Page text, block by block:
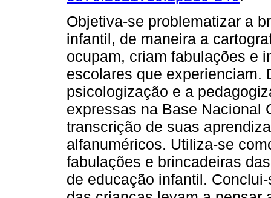
Objetiva-se problematizar a
infantil, de maneira a
ocupam, criam fabulações e
escolares que experienciam.
psicologização e a
expressas na Base Nacional
transcrição de suas
alfanuméricos. Utiliza-se
fabulações e brincadeiras
de educação infantil.